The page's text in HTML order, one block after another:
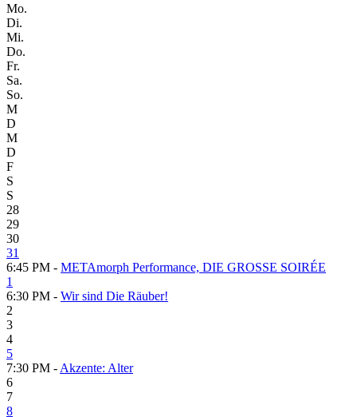
Mo.
Di.
Mi.
Do.
Fr.
Sa.
So.
M
D
M
D
F
S
S
28
29
30
31
6:45 PM - METAmorph Performance, DIE GROSSE SOIRÉE
1
6:30 PM - Wir sind Die Räuber!
2
3
4
5
7:30 PM - Akzente: Alter
6
7
8